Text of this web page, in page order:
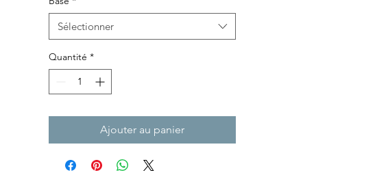
Sélectionner
Quantité *
Ajouter au panier